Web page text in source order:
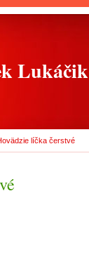
Lukáčik
líčka čerstvé